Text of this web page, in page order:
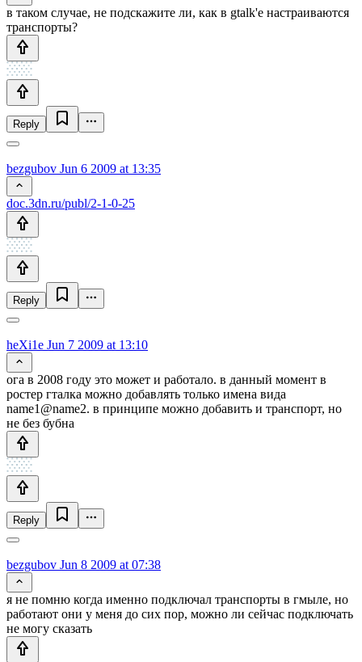
в таком случае, не подскажите ли, как в gtalk'е настраиваются
транспорты?
Reply
bezgubov Jun 6 2009 at 13:35
doc.3dn.ru/publ/2-1-0-25
Reply
heXi1e Jun 7 2009 at 13:10
ога в 2008 году это может и работало. в данный момент в
ростер гталка можно добавлять только имена вида
name1@name2. в принципе можно добавить и транспорт, но
не без бубна
Reply
bezgubov Jun 8 2009 at 07:38
я не помню когда именно подключал транспорты в гмыле, но
работают они у меня до сих пор, можно ли сейчас подключать
не могу сказать